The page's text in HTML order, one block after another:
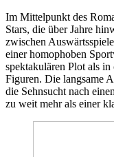
Im Mittelpunkt des
Stars, die über Jahre
zwischen
einer homophoben
spektakulären Plot als
Figuren. Die langsame
die Sehnsucht nach
zu weit mehr als einer